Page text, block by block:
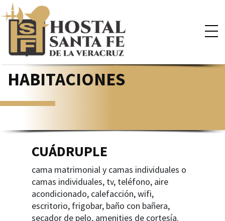
HABITACIONES
CUÁDRUPLE
cama matrimonial y camas individuales o
camas individuales, tv, teléfono, aire
acondicionado, calefacción, wifi,
escritorio, frigobar, baño con bañera,
secador de pelo, amenities de cortesía.